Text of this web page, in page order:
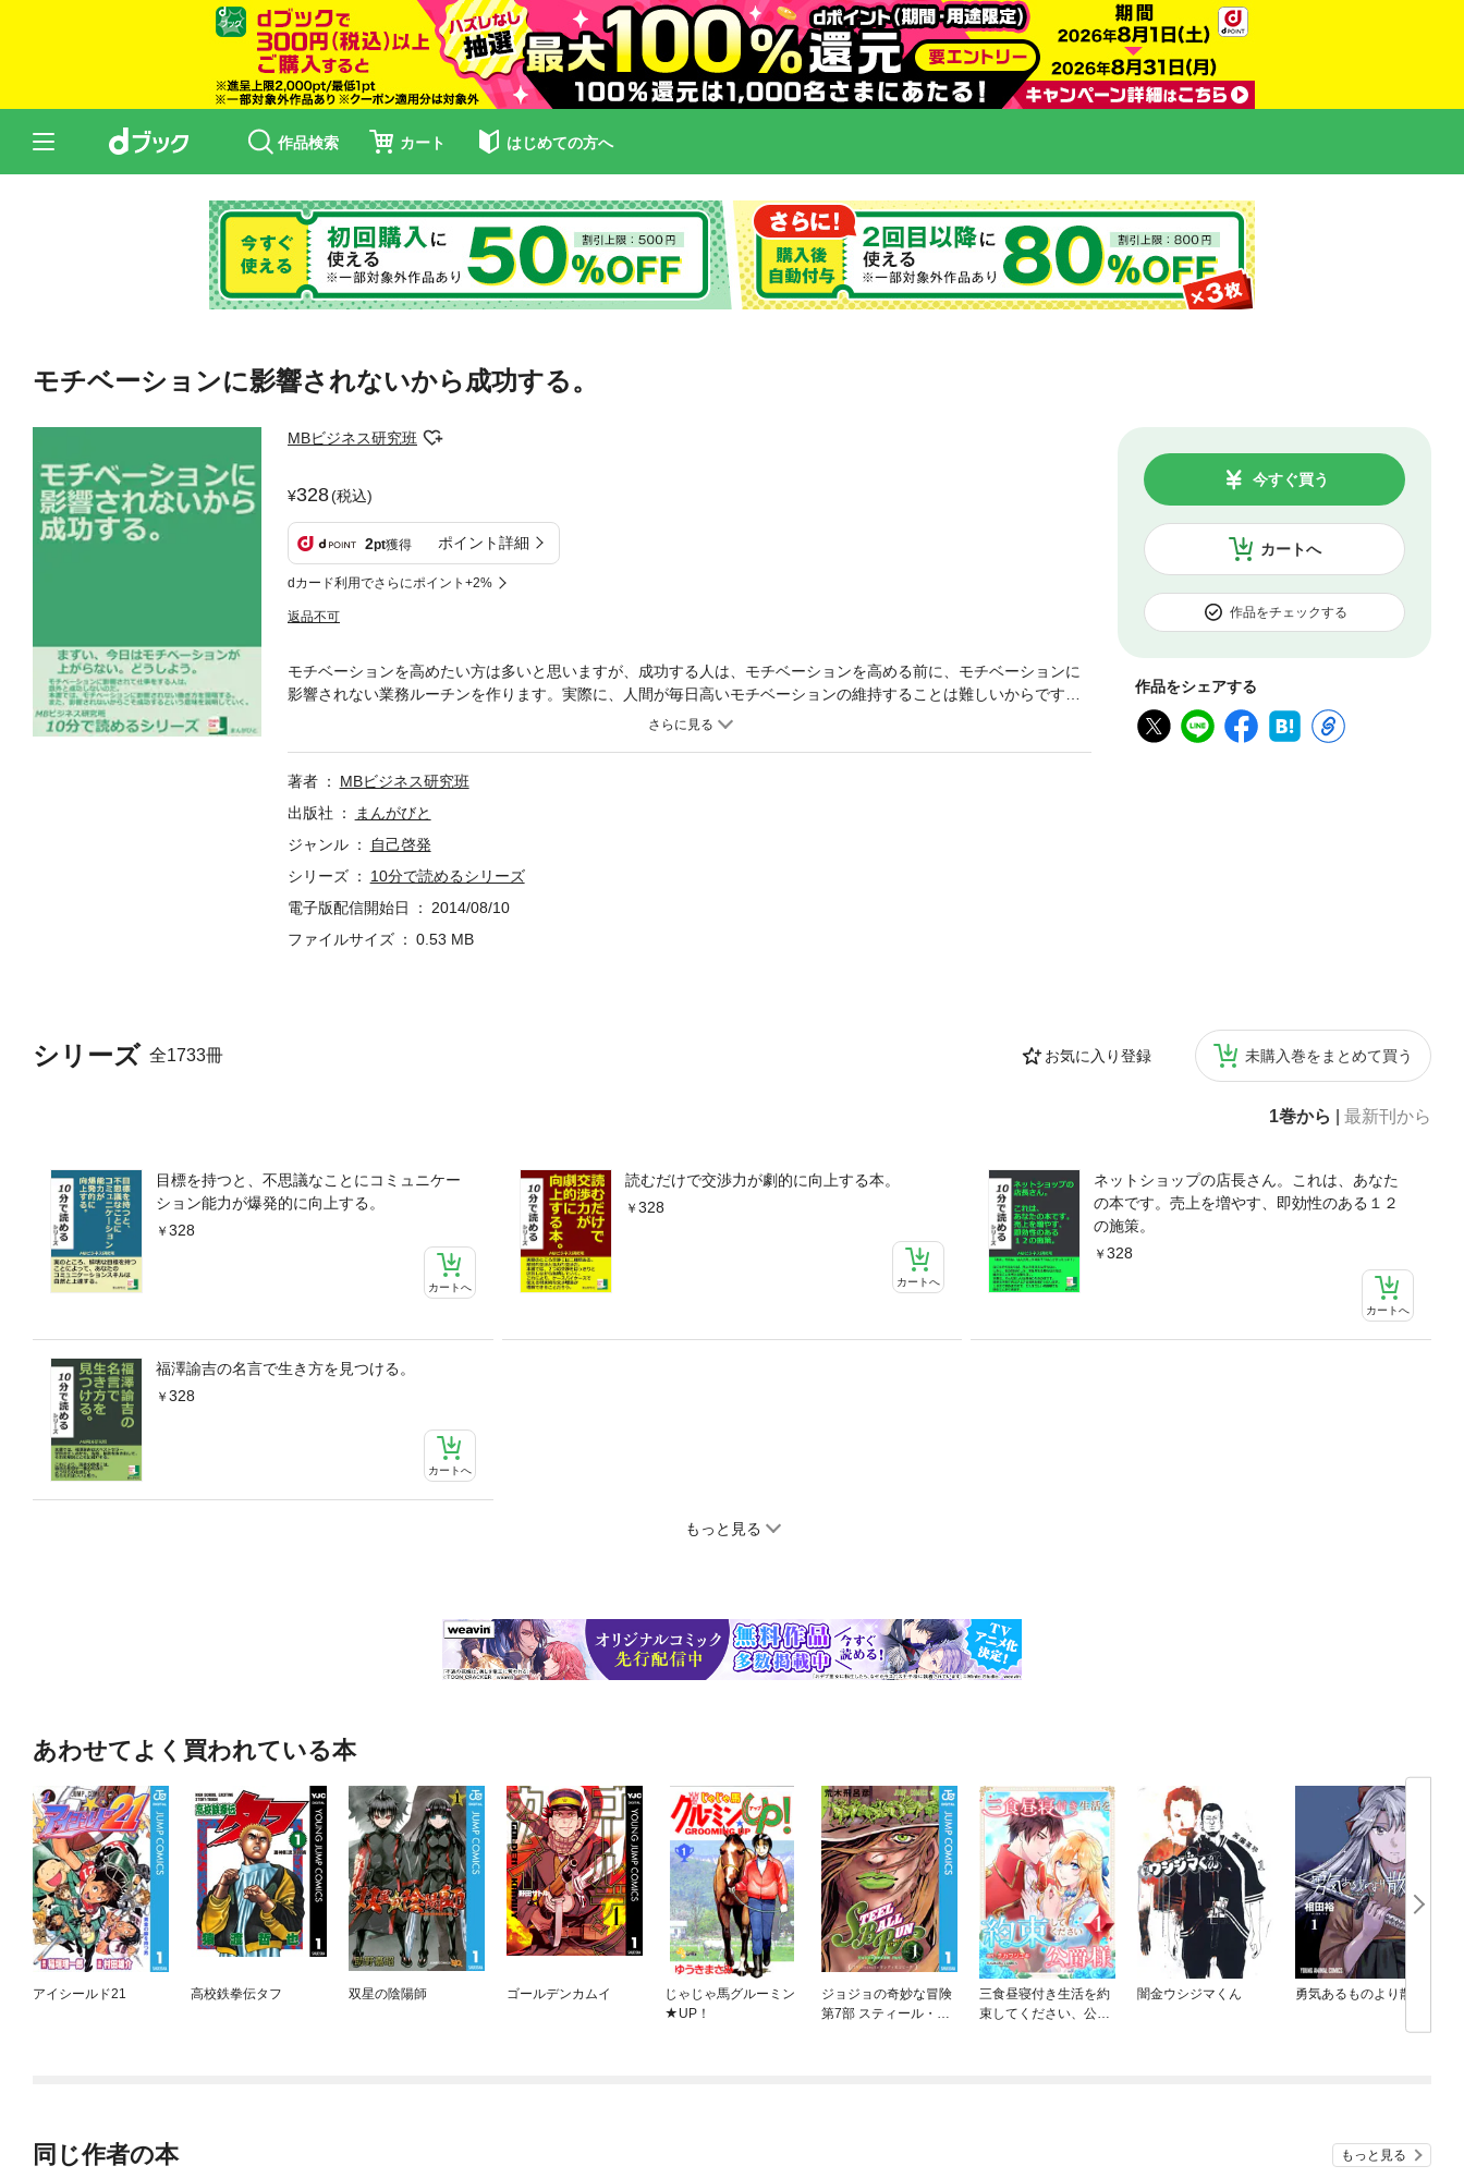
作品検索 カート はじめての方へ
モチベーションに影響されないから成功する。
MBビジネス研究班
328(税込)
2pt獲得 ポイント詳細
dカード利用でさらにポイント+2%
返品不可
カートへ
今すぐ買う
作品をチェックする
作品をシェアする
シリーズ 全1733冊 お気に入り登録 未購入巻をまとめて買う
1巻から 最新刊から
目標を持つと、不思議なことにコミュニケー
ション能力が爆発的に向上する。
328
カートへ
読むだけで交渉力が劇的に向上する本。
328
カートへ
ネットショップの店長さん。これは、あなた
の本です。売上を増やす、即効性のある１２
の施策。
328
カートへ
福澤諭吉の名言で生き方を見つける。
328
カートへ
もっと見る
モチベーションを高めたい方は多いと思いますが、成功する人は、モチベーションを高める前に、モチベーションに
影響されない業務ルーチンを作ります。実際に、人間が毎日高いモチベーションの維持することは難しいからです。
本書では、モチベーションに影響されないで成功する方法を端的に説明しております。高いモチベーションを保って
ないことだが、モチベーションに影響されて仕事をする人は、意外と成功しないのだ。 もちろん、モチベーションは
必要だし、モチベーションがない人が成功することもないのだが、つねにモチベーションを高く保つ必要もない。 ま
る。いつでもモチベーションを高めていないと不安になってしまうのだ。 本書では、モチベーションに影響されない
働き方を提唱する。また、影響されないからこそ成功するという意味を説明していく。… 以上まえがきより抜粋
著者
MBビジネス研究班
出版社
まんがびと
ジャンル
自己啓発
シリーズ
10分で読めるシリーズ
電子版配信開始日
2014/08/10
ファイルサイズ
0.53 MB
あわせてよく買われている本
アイシールド21 高校鉄拳伝タフ 双星の陰陽師 ゴールデンカムイ
じゃじゃ馬グルーミン
★UP！
ジョジョの奇妙な冒険
第7部 スティール・ボ
三食昼寝付き生活を約
束してください、公爵
闇金ウシジマくん 勇気あるものより散れ
同じ作者の本 もっと見る